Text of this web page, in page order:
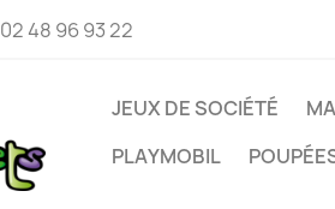
02 48 96 93 22
JEUX DE SOCIÉTÉ
PLAYMOBIL